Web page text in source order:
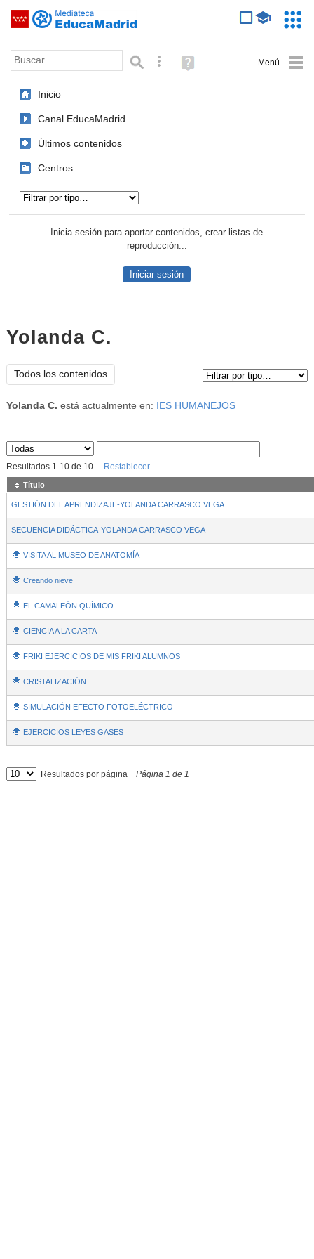
Saltar navegación
Palabra o frase: Búsqueda avanzada
Ayuda
(en
Inicio
Canal EducaMadrid
Últimos contenidos
Centros
Inicia sesión para aportar contenidos, crear listas de
reproducción...
Iniciar sesión
Yolanda C.
Todos los contenidos
Yolanda C. está actualmente en: IES HUMANEJOS
Sus archivos
Resultados 1-10de 10 Restablecer
Título
GESTIÓN DEL APRENDIZAJE-YOLANDA CARRASCO VEGA
SECUENCIA DIDÁCTICA-YOLANDA CARRASCO VEGA
VISITA AL MUSEO DE ANATOMÍA
Creando nieve
EL CAMALEÓN QUÍMICO
CIENCIA A LA CARTA
FRIKI EJERCICIOS DE MIS FRIKI ALUMNOS
CRISTALIZACIÓN
SIMULACIÓN EFECTO FOTOELÉCTRICO
EJERCICIOS LEYES GASES
Resultados por página Página 1 de 1